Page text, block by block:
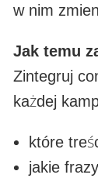
w nim
Jak temu
Zintegruj
każdej
które
jakie